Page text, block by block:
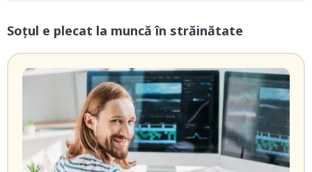
Soțul e plecat la muncă în străinătate